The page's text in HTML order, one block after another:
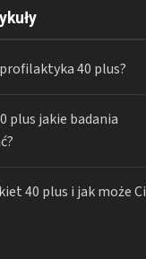
profilaktyka 40 plus?
plus jakie badania
40 plus i jak może Ci